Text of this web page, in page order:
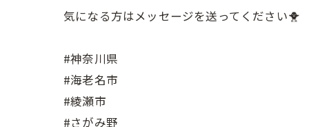
気になる方はメッセージを送ってください🐥
#神奈川県
#海老名市
#綾瀬市
#さがみ野